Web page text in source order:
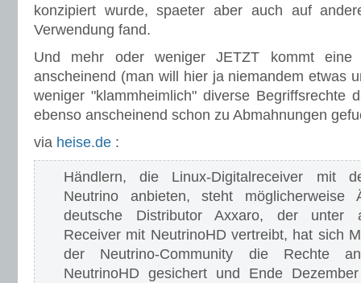
konzipiert wurde, spaeter aber auch auf
Verwendung fand.
Und mehr oder weniger JETZT kommt
anscheinend (man will hier ja niemandem etwas
weniger "klammheimlich" diverse Begriffsrechte
ebenso anscheinend schon zu Abmahnungen
via heise.de :
Händlern, die Linux-Digitalreceiver mit
Neutrino anbieten, steht
deutsche Distributor Axxaro, der unter
Receiver mit NeutrinoHD vertreibt, hat sich
der Neutrino-Community die Rechte
NeutrinoHD gesichert und Ende